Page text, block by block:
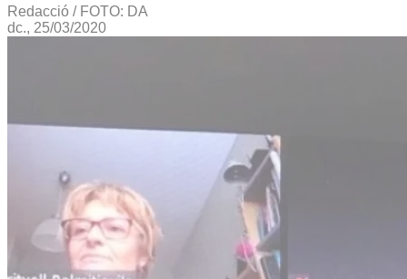
Redacció / FOTO: DA
dc., 25/03/2020